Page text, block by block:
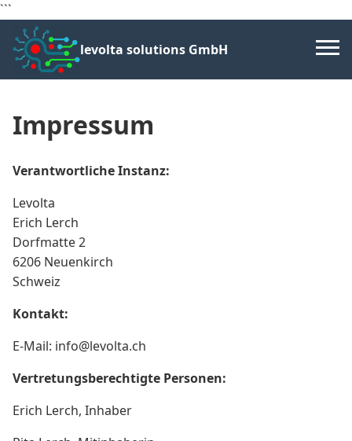
```
levolta solutions GmbH
Impressum
Verantwortliche Instanz:
Levolta
Erich Lerch
Dorfmatte 2
6206 Neuenkirch
Schweiz
Kontakt:
E-Mail: info@levolta.ch
Vertretungsberechtigte Personen:
Erich Lerch, Inhaber